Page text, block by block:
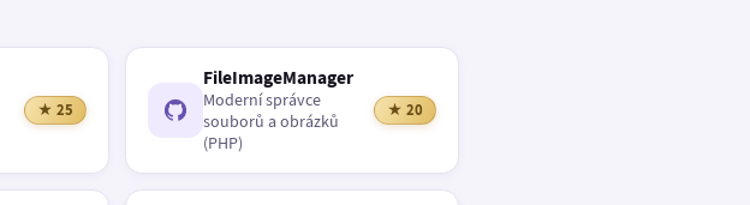
★ 25
FileImageManager
Moderní správce
souborů a obrázků
(PHP)
★ 20